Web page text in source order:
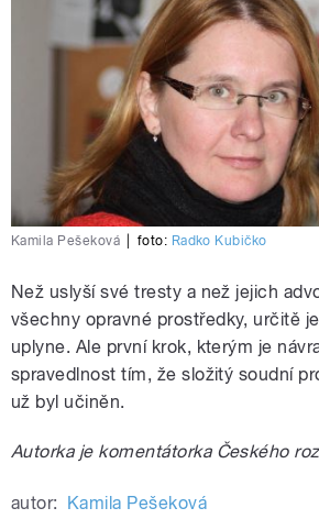
Kamila Pešeková foto: Radko Kubičko
Než uslyší své tresty a než jejich
všechny opravné prostředky, určitě
uplyne. Ale první krok, kterým je
spravedlnost tím, že složitý soudní
už byl učiněn.
Autorka je komentátorka Českého
autor: Kamila Pešeková